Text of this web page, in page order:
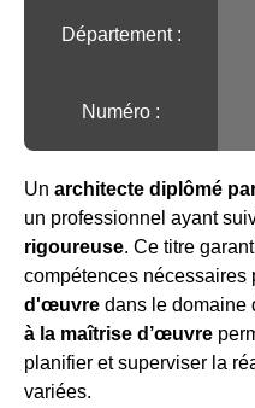
Département :
Numéro :
Un architecte diplômé
un professionnel ayant
rigoureuse. Ce titre
compétences nécessaires
d'œuvre dans le domaine
à la maîtrise d’œuvre
planifier et superviser la
variées.